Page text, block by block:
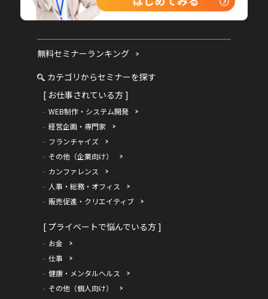
無料セミナーランキング
カテゴリからセミナーを探す
[ お仕事されている方 ]
WEB制作・システム開発
経営企画・専門家
フランチャイズ
その他（企業向け）
カンファレンス
人事・総務・オフィス
販売促進・クリエイティブ
[ プライベートで悩んでいる方 ]
お金
仕事
健康・メンタルヘルス
その他（個人向け）